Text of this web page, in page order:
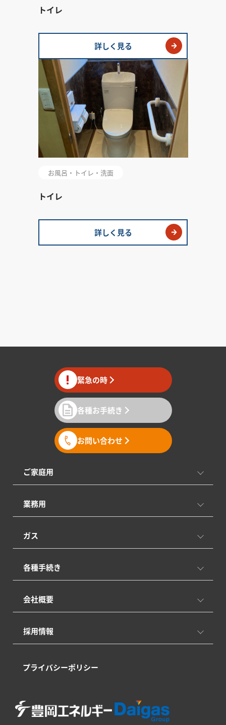
トイレ
詳しく見る
お風呂・トイレ・洗面
トイレ
詳しく見る
緊急の時
各種お手続き
お問い合わせ
ご家庭用
業務用
ガス
各種手続き
会社概要
採用情報
プライバシーポリシー